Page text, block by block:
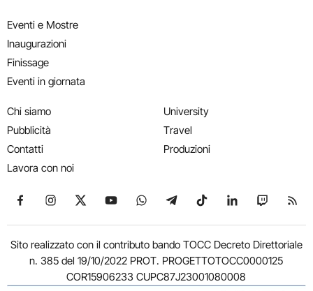
Eventi e Mostre
Inaugurazioni
Finissage
Eventi in giornata
Chi siamo
Pubblicità
Contatti
Lavora con noi
University
Travel
Produzioni
Seguici su Facebook
Seguici su Instagram
Seguici su X
Seguici su YouTube
Seguici su WhatsApp
Seguici su Telegram
Seguici su TikTok
Seguici su
Seguici
Sito realizzato con il contributo bando TOCC Decreto Direttoriale
n. 385 del 19/10/2022 PROT. PROGETTOTOCC0000125
COR15906233 CUPC87J23001080008